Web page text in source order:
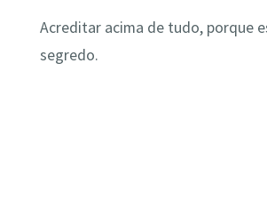
Acreditar acima de tudo, porque
segredo.